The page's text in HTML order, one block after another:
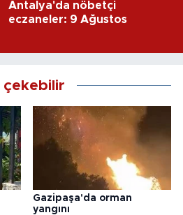
Antalya'da nöbetçi
eczaneler: 9 Ağustos
çekebilir
Gazipaşa'da orman
yangını